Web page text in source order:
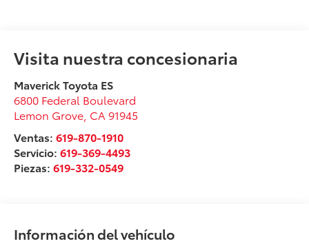
Visita nuestra concesionaria
Maverick Toyota ES
6800 Federal Boulevard
Lemon Grove CA 91945
Ventas:619-870-1910
Servicio:619-369-4493
Piezas:619-332-0549
Información del vehículo